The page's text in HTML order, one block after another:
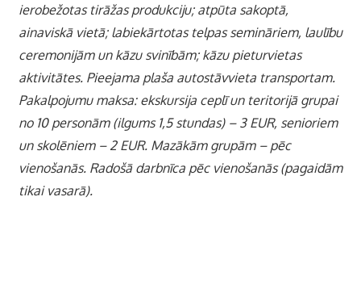
ierobežotas tirāžas produkciju; atpūta sakoptā,
ainaviskā vietā; labiekārtotas telpas semināriem, laulību
ceremonijām un kāzu svinībām; kāzu pieturvietas
aktivitātes. Pieejama plaša autostāvvieta transportam.
Pakalpojumu maksa: ekskursija ceplī un teritorijā grupai
no 10 personām (ilgums 1,5 stundas) – 3 EUR, senioriem
un skolēniem – 2 EUR. Mazākām grupām – pēc
vienošanās. Radošā darbnīca pēc vienošanās (pagaidām
tikai vasarā).